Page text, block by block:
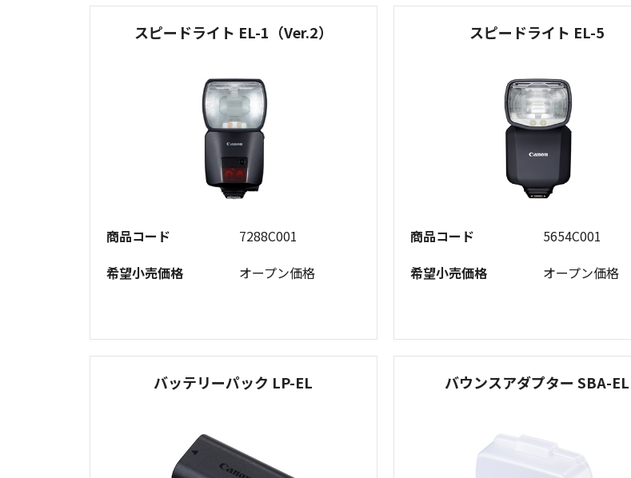
スピードライト EL-1（Ver.2）
商品コード
7288C001
希望小売価格
オープン価格
スピードライト EL-5
商品コード
5654C001
希望小売価格
オープン価格
バッテリーパック LP-EL バウンスアダプター SBA-EL